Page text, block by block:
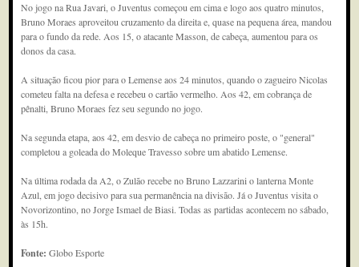
No jogo na Rua Javari, o Juventus começou em cima e logo aos quatro minutos,
Bruno Moraes aproveitou cruzamento da direita e, quase na pequena área, mandou
para o fundo da rede. Aos 15, o atacante Masson, de cabeça, aumentou para os
donos da casa.
A situação ficou pior para o Lemense aos 24 minutos, quando o zagueiro Nicolas
cometeu falta na defesa e recebeu o cartão vermelho. Aos 42, em cobrança de
pênalti, Bruno Moraes fez seu segundo no jogo.
Na segunda etapa, aos 42, em desvio de cabeça no primeiro poste, o "general"
completou a goleada do Moleque Travesso sobre um abatido Lemense.
Na última rodada da A2, o Zulão recebe no Bruno Lazzarini o lanterna Monte
Azul, em jogo decisivo para sua permanência na divisão. Já o Juventus visita o
Novorizontino, no Jorge Ismael de Biasi. Todas as partidas acontecem no sábado,
às 15h.
Fonte:Globo Esporte